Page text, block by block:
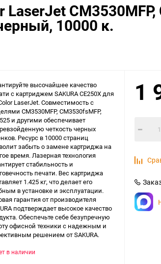
CM3530MFP,
10000 к.
высочайшее качество
с картриджем SAKURA CE250X для
LaserJet. Совместимость с
CM3530MFP, CM3530fsMFP,
и другими обеспечивает
четкость черных
Ресурс в 10000 страниц
забыть о замене картриджа на
время. Лазерная технология
стабильность и
печати. Вес картриджа
1.425 кг, что делает его
в установке и эксплуатации.
гарантия от производителя
подтверждает высокое качество
Обеспечьте себе безупречную
офисной техники с надежным и
решением от SAKURA.
в наличии
1